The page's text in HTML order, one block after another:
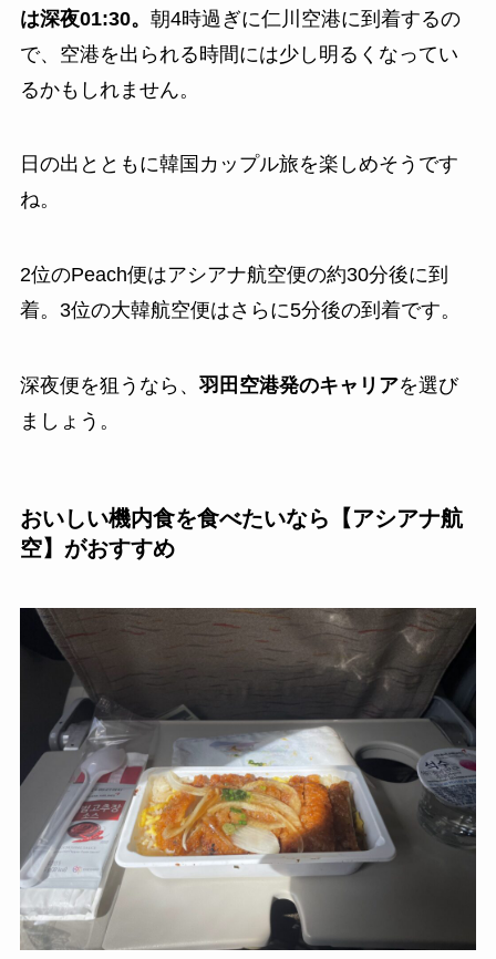
は深夜01:30。 朝4時過ぎに仁川空港に到着するの
で、空港を出られる時間には少し明るくなってい
るかもしれません。
日の出とともに韓国カップル旅を楽しめそうです
ね。
2位のPeach便はアシアナ航空便の約30分後に到
着。3位の大韓航空便はさらに5分後の到着です。
深夜便を狙うなら、 羽田空港発のキャリアを選び
ましょう。
おいしい機内食を食べたいなら【アシアナ航
空】がおすすめ